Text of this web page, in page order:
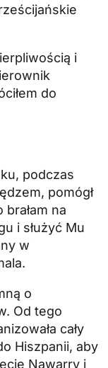
i
do
podczas
pomógł
na
i służyć Mu
w
o
Od tego
cały
Hiszpanii, aby
Nawarry i